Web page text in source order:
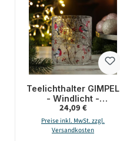
Teelichthalter GIMPEL
- Windlicht -
Bruchglasoptik - Glas
- H: 13cm - D: 11,5cm
Regulärer Preis:
24,09 €
Preise inkl. MwSt. zzgl.
Versandkosten